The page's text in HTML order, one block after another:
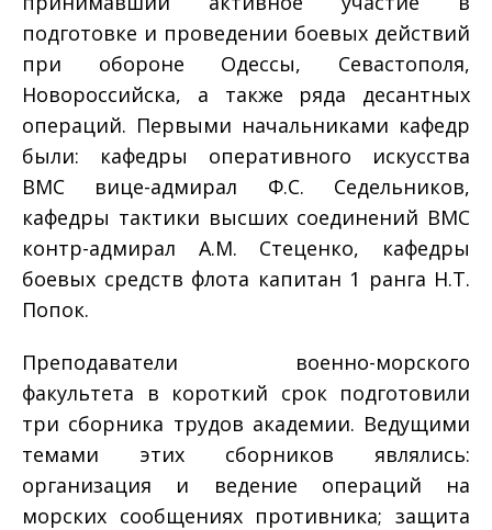
подготовке и проведении боевых действий
при обороне Одессы, Севастополя,
Новороссийска, а также ряда десантных
операций. Первыми начальниками кафедр
были: кафедры оперативного искусства
ВМС вице-адмирал Ф.С. Седельников,
кафедры тактики высших соединений ВМС
контр-адмирал A.M. Стеценко, кафедры
боевых средств флота капитан 1 ранга Н.Т.
Попок.
Преподаватели военно-морского
факультета в короткий срок подготовили
три сборника трудов академии. Ведущими
темами этих сборников являлись:
организация и ведение операций на
морских сообщениях противника; защита